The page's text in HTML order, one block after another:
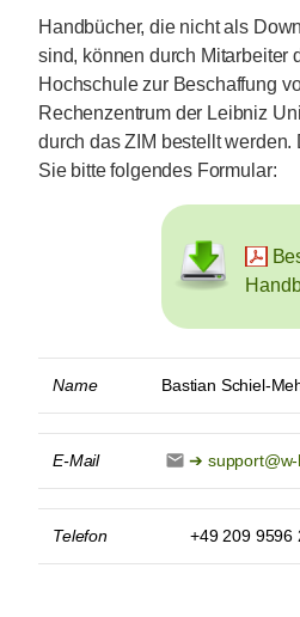
Handbücher, die nicht als
sind, können durch Mitarbeiter
Hochschule zur Beschaffung
Rechenzentrum der Leibniz
durch das ZIM bestellt werden.
Sie bitte folgendes Formular:
Name Bastian Schiel-
E-Mail
Telefon +49 209 9596